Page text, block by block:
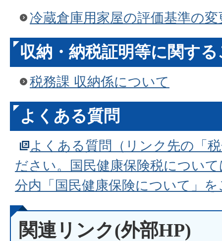
冷蔵倉庫用家屋の評価基準の
収納・納税証明等に関す
税務課 収納係について
よくある質問
よくある質問（リンク先の「
ださい。国民健康保険税につい
分内「国民健康保険について」
関連リンク(外部HP)